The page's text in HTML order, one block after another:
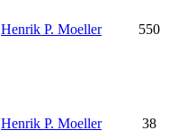
Henrik P. Moeller 550
Henrik P. Moeller 38